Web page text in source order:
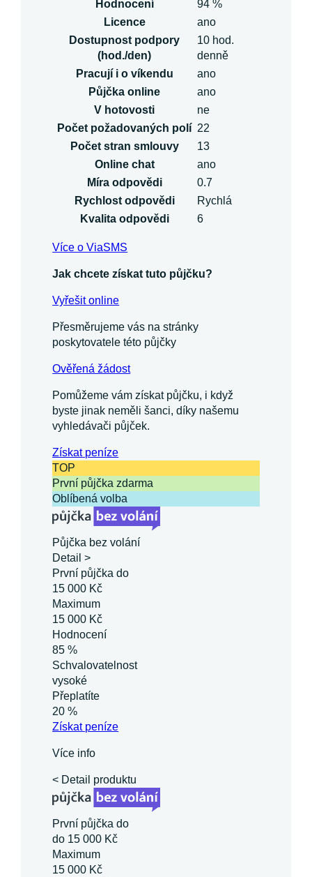
Hodnocení
94 %
Licence
ano
Dostupnost podpory
(hod./den)
10 hod.
denně
Pracují i o víkendu
ano
Půjčka online
ano
V hotovosti
ne
Počet požadovaných polí 22
Počet stran smlouvy
13
Online chat
ano
Míra odpovědi
0.7
Rychlost odpovědi
Rychlá
Kvalita odpovědi
6
Více o ViaSMS
Jak chcete získat tuto půjčku?
Vyřešit online
Přesměrujeme vás na stránky
poskytovatele této půjčky
Ověřená žádost
Pomůžeme vám získat půjčku, i když
byste jinak neměli šanci, díky našemu
vyhledávači půjček.
Získatpeníze
TOP
První půjčka zdarma
Oblíbená volba
Půjčka bez volání
Detail >
První půjčka do
15 000 Kč
Maximum
15 000 Kč
Hodnocení
85 %
Schvalovatelnost
vysoké
Přeplatíte
20 %
Získatpeníze
Více info
< Detail produktu
První půjčka do
do 15 000 Kč
Maximum
15 000 Kč